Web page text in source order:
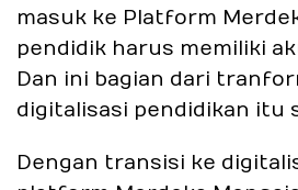
masuk ke Platform
pendidik harus memiliki
Dan ini bagian dari
digitalisasi pendidikan itu
Dengan transisi ke